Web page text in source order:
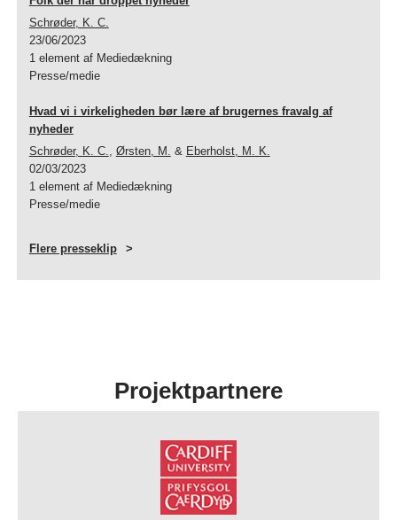
Schrøder, K. C.
23/06/2023
1 element af Mediedækning
Presse/medie
Hvad vi i virkeligheden bør lære af brugernes fravalg af
nyheder
Schrøder, K. C., Ørsten, M. & Eberholst, M. K.
02/03/2023
1 element af Mediedækning
Presse/medie
Flere presseklip
Projektpartnere